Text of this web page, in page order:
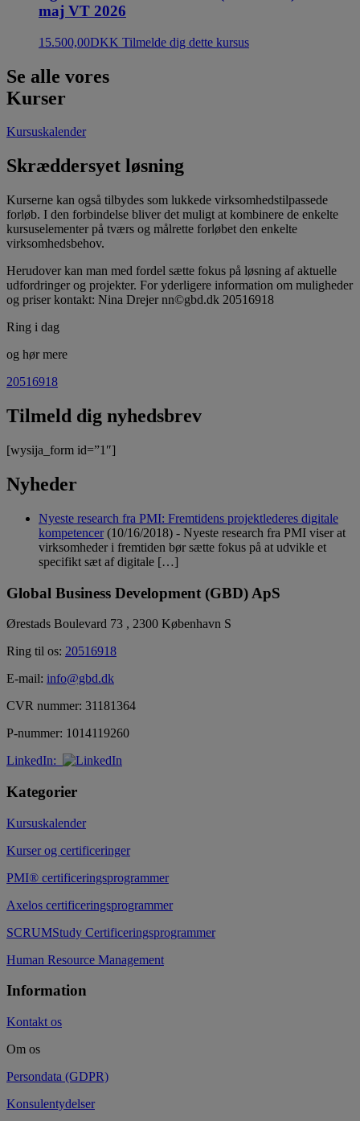
maj VT 2026
15.500,00DKK Tilmelde dig dette kursus
Se alle vores
Kurser
Kursuskalender
Skræddersyet løsning
Kurserne kan også tilbydes som lukkede virksomhedstilpassede
forløb. I den forbindelse bliver det muligt at kombinere de enkelte
kursuselementer på tværs og målrette forløbet den enkelte
virksomhedsbehov.
Herudover kan man med fordel sætte fokus på løsning af aktuelle
udfordringer og projekter. For yderligere information om muligheder
og priser kontakt: Nina Drejer nn©gbd.dk 20516918
Ring i dag
og hør mere
20516918
Tilmeld dig nyhedsbrev
[wysija_form id=”1″]
Nyheder
Nyeste research fra PMI: Fremtidens projektlederes digitale
kompetencer (10/16/2018) - Nyeste research fra PMI viser at
virksomheder i fremtiden bør sætte fokus på at udvikle et
specifikt sæt af digitale […]
Global Business Development (GBD) ApS
Ørestads Boulevard 73 , 2300 København S
Ring til os: 20516918
E-mail: info@gbd.dk
CVR nummer: 31181364
P-nummer: 1014119260
LinkedIn:
Kategorier
Kursuskalender
Kurser og certificeringer
PMI® certificeringsprogrammer
Axelos certificeringsprogrammer
SCRUMStudy Certificeringsprogrammer
Human Resource Management
Information
Kontakt os
Om os
Persondata (GDPR)
Konsulentydelser